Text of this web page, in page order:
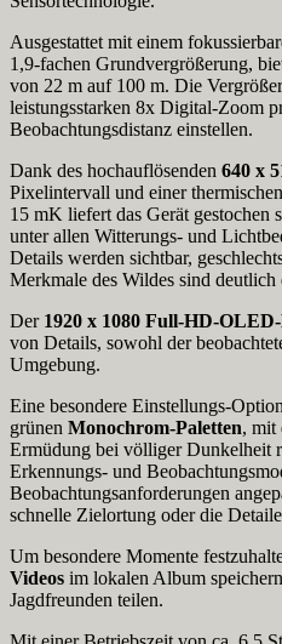
Ausgestattet mit einem
1,9-fachen Grundvergrößerung,
von 22 m auf 100 m. Die
leistungsstarken 8x Digital-Zoom
Beobachtungsdistanz einstellen.
Dank des hochauflösenden 640 x
Pixelintervall und einer
15 mK liefert das Gerät gestochen
unter allen Witterungs- und
Details werden sichtbar,
Merkmale des Wildes sind deutlich
Der 1920 x 1080 Full-HD-
von Details, sowohl der
Umgebung.
Eine besondere Einstellungs-
grünen Monochrom-Paletten, mit
Ermüdung bei völliger Dunkelheit
Erkennungs- und
Beobachtungsanforderungen
schnelle Zielortung oder die
Um besondere Momente
Videos im lokalen Album
Jagdfreunden teilen.